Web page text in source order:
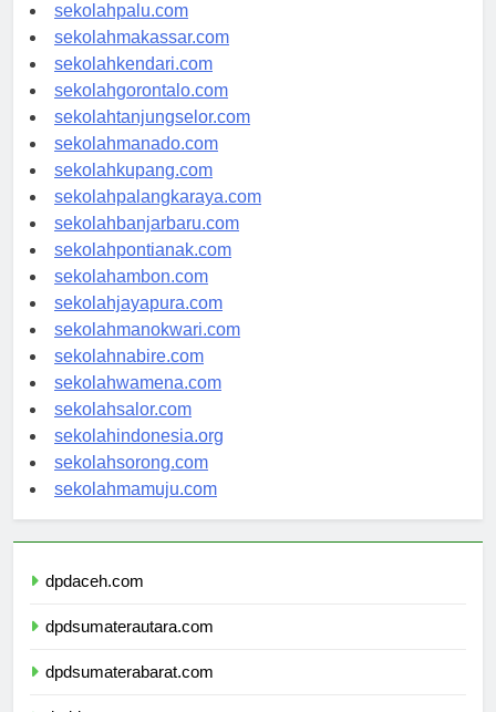
sekolahpalu.com
sekolahmakassar.com
sekolahkendari.com
sekolahgorontalo.com
sekolahtanjungselor.com
sekolahmanado.com
sekolahkupang.com
sekolahpalangkaraya.com
sekolahbanjarbaru.com
sekolahpontianak.com
sekolahambon.com
sekolahjayapura.com
sekolahmanokwari.com
sekolahnabire.com
sekolahwamena.com
sekolahsalor.com
sekolahindonesia.org
sekolahsorong.com
sekolahmamuju.com
dpdaceh.com
dpdsumaterautara.com
dpdsumaterabarat.com